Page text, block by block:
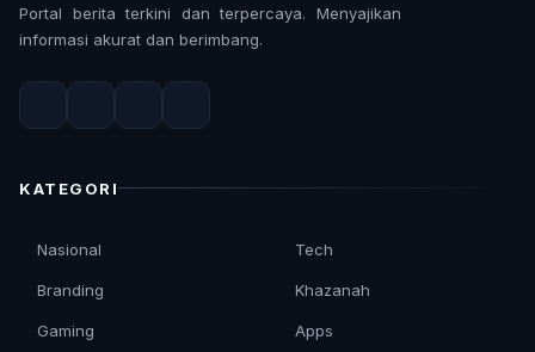
Portal berita terkini dan terpercaya. Menyajikan
informasi akurat dan berimbang.
KATEGORI
Nasional
Branding
Gaming
Tech
Khazanah
Apps